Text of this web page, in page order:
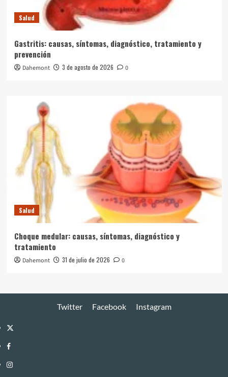
Salud
Gastritis: causas, síntomas, diagnóstico, tratamiento y
prevención
Dahemont 3 de agosto de 2026 0
Salud
Choque medular: causas, síntomas, diagnóstico y
tratamiento
Dahemont 31 de julio de 2026 0
Twitter Facebook Instagram
Twitter
Facebook
Instagram